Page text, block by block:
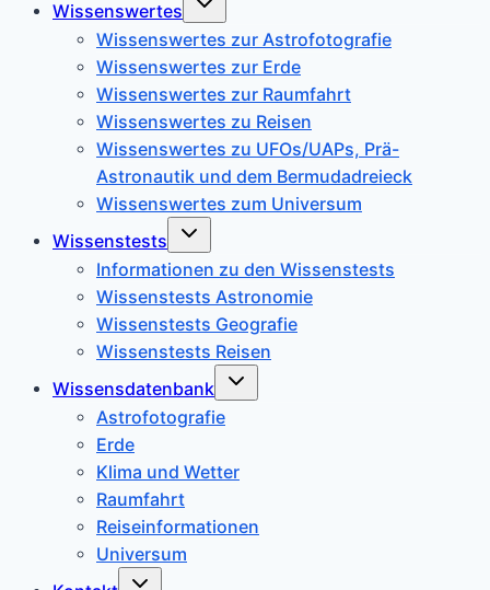
Wissenswertes
Wissenswertes zur Astrofotografie
Wissenswertes zur Erde
Wissenswertes zur Raumfahrt
Wissenswertes zu Reisen
Wissenswertes zu UFOs/UAPs, Prä-
Astronautik und dem Bermudadreieck
Wissenswertes zum Universum
Wissenstests
Untermenü
Informationen zu den Wissenstests
Wissenstests Astronomie
Wissenstests Geografie
Wissenstests Reisen
Wissensdatenbank
Untermenü
Astrofotografie
Erde
Klima und Wetter
Raumfahrt
Reiseinformationen
Universum
Untermenü